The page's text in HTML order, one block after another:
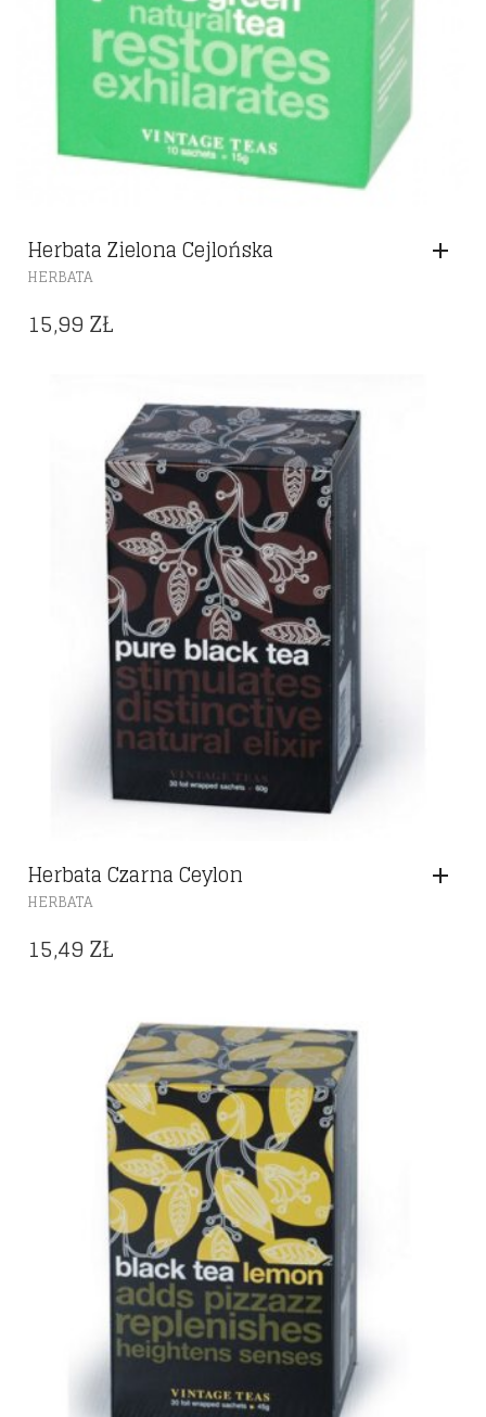
Herbata Zielona Cejlońska
HERBATA
15,99ZŁ
Herbata Czarna Ceylon
HERBATA
15,49ZŁ